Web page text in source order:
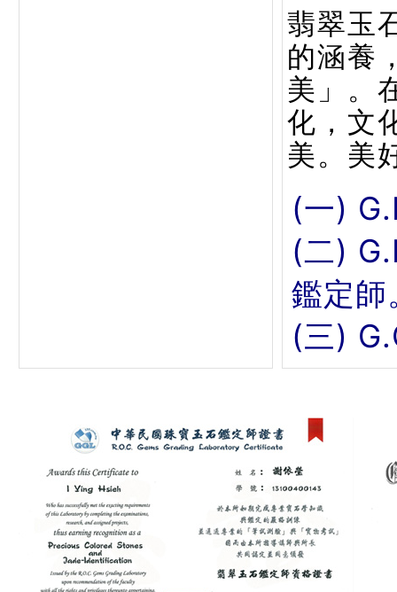
翡翠玉
的涵養
美」。
化，文
美。美
(一)
(二)
鑑定師
(三)